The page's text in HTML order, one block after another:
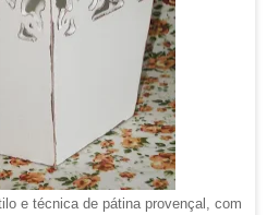
e técnica de pátina provençal, com